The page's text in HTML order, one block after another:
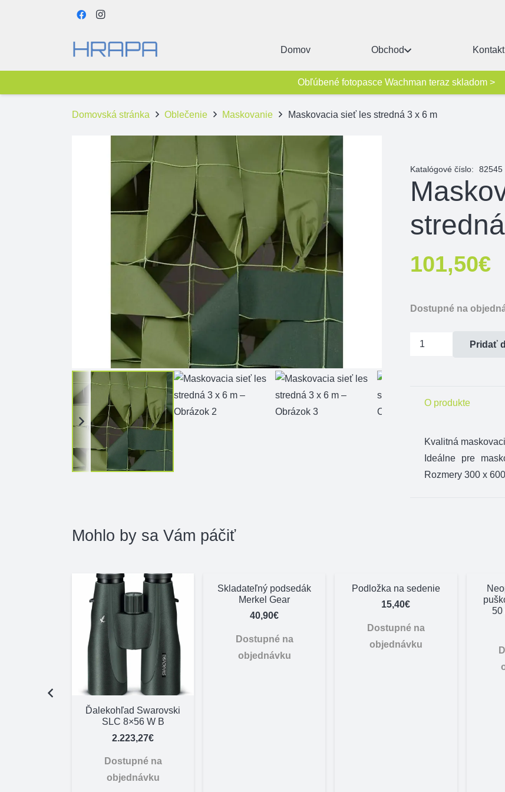
Domov Obchod Kontakt
Obľúbené fotopasce Wachman teraz skladom >
Domovská stránka Oblečenie Maskovanie Maskovacia sieť les stredná 3 x 6 m
Katalógové číslo: 82545
101,50€
Dostupné na
množstvo
stredná
Pridať
O produkte
Kvalitná
Ideálne pre
Rozmery 300 x 600
Mohlo by sa Vám páčiť
Ďalekohľad Swarovski
SLC 8×56 W B
2.223,27€
Dostupné na
objednávku
Skladateľný podsedák
Merkel Gear
40,90€
Dostupné na
objednávku
Podložka na sedenie
15,40€
Dostupné na
objednávku
50